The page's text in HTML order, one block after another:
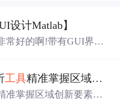
设计Matlab】
常好的啊!带有GUI界
，非常容易使用。你只
即给出准确的识别结
工具精准掌握区域创新要素分布与产业链融合现状？.docx
准掌握区域创新要素分